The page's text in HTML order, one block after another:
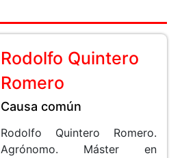
Rodolfo Quintero
Romero
Causa común
Rodolfo Quintero Romero.
Agrónomo. Máster en